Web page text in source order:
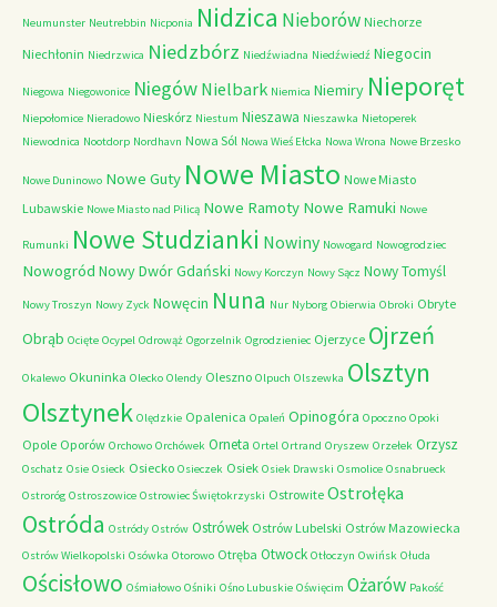
Neumunster Neutrebbin Nicponia Nidzica Nieborów Niechorze
Niechłonin Niedrzwica Niedzbórz Niedźwiadna Niedźwiedź Niegocin
Niegowa Niegowonice Niegów Nielbark Niemica Niemiry Nieporęt
Niepołomice Nieradowo Nieskórz Niestum Nieszawa Nieszawka Nietoperek
Niewodnica Nootdorp Nordhavn Nowa Sól Nowa Wieś Ełcka Nowa Wrona Nowe Brzesko
Nowe Duninowo Nowe Guty Nowe Miasto Nowe Miasto
Lubawskie Nowe Miasto nad Pilicą Nowe Ramoty Nowe Ramuki Nowe
Rumunki Nowe Studzianki Nowiny Nowogard Nowogrodziec
Nowogród Nowy Dwór Gdański Nowy Korczyn Nowy Sącz Nowy Tomyśl
Nowy Troszyn Nowy Zyck Nowęcin Nuna Nur Nyborg Obierwia Obroki Obryte
Obrąb Ocięte Ocypel Odrowąż Ogorzelnik Ogrodzieniec Ojerzyce Ojrzeń
Okalewo Okuninka Olecko Olendy Oleszno Olpuch Olszewka Olsztyn
Olsztynek Olędzkie Opalenica Opaleń Opinogóra Opoczno Opoki
Opole Oporów Orchowo Orchówek Orneta Ortel Ortrand Oryszew Orzełek Orzysz
Oschatz Osie Osieck Osiecko Osieczek Osiek Osiek Drawski Osmolice Osnabrueck
Ostroróg Ostroszowice Ostrowiec Świętokrzyski Ostrowite Ostrołęka
Ostróda Ostródy Ostrów Ostrówek Ostrów Lubelski Ostrów Mazowiecka
Ostrów Wielkopolski Osówka Otorowo Otręba Otwock Otłoczyn Owińsk Ołuda
Ościsłowo Ośmiałowo Ośniki Ośno Lubuskie Oświęcim Ożarów Pakość